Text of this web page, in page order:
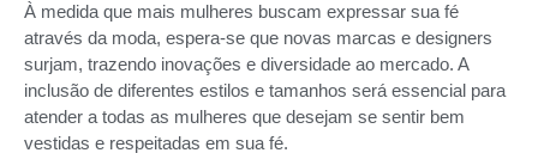
À medida que mais mulheres buscam expressar sua fé
através da moda, espera-se que novas marcas e designers
surjam, trazendo inovações e diversidade ao mercado. A
inclusão de diferentes estilos e tamanhos será essencial para
atender a todas as mulheres que desejam se sentir bem
vestidas e respeitadas em sua fé.